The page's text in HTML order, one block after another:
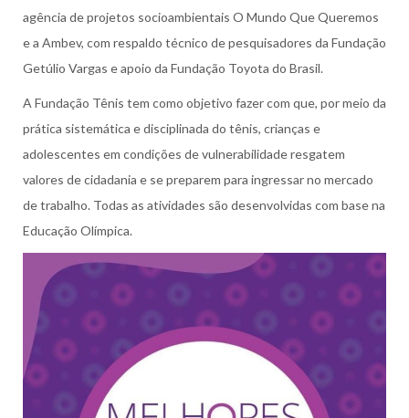
agência de projetos socioambientais O Mundo Que Queremos
e a Ambev, com respaldo técnico de pesquisadores da Fundação
Getúlio Vargas e apoio da Fundação Toyota do Brasil.
A Fundação Tênis tem como objetivo fazer com que, por meio da
prática sistemática e disciplinada do tênis, crianças e
adolescentes em condições de vulnerabilidade resgatem
valores de cidadania e se preparem para ingressar no mercado
de trabalho. Todas as atividades são desenvolvidas com base na
Educação Olímpica.